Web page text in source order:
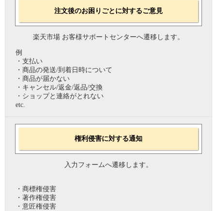
注文後のお困りごとに対するご意見
楽天市場 お客様サポートセンターへ遷移します。
例
・支払い
・商品の発送/到着日時について
・商品が届かない
・キャンセル/返金/返品/交換
・ショップと連絡がとれない
etc.
権利侵害に対する通知
入力フォームへ遷移します。
・商標権侵害
・著作権侵害
・意匠権侵害